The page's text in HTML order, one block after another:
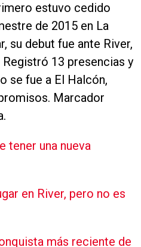
estuvo cedido
de 2015 en La
su debut fue ante River,
13 presencias y
se fue a El Halcón,
Marcador
tener una nueva
en River, pero no es
más reciente de